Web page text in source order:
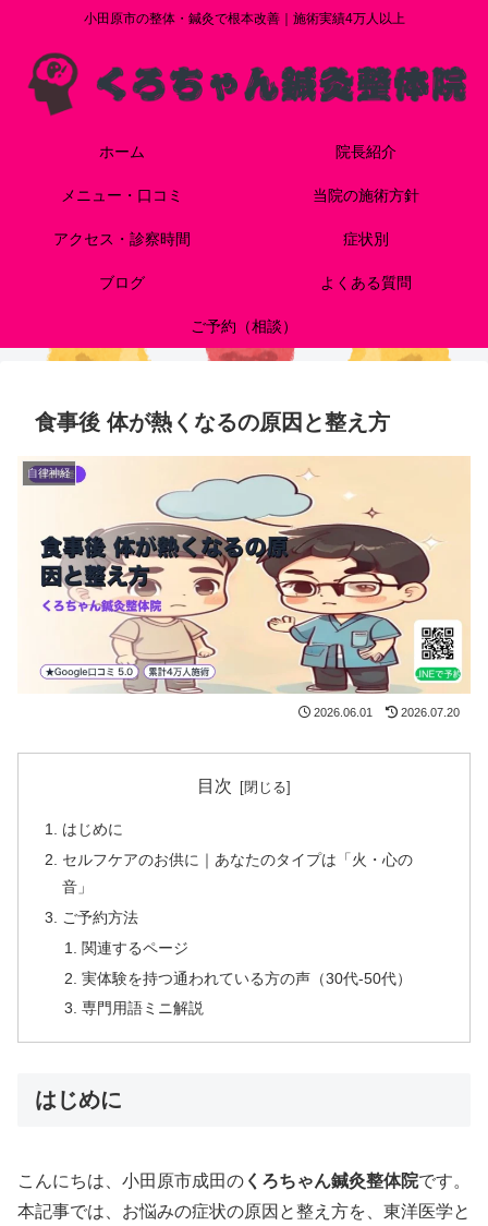
小田原市の整体・鍼灸で根本改善｜施術実績4万人以上
ホーム 院長紹介
メニュー・口コミ 当院の施術方針
アクセス・診察時間 症状別
ブログ よくある質問
ご予約（相談）
食事後 体が熱くなるの原因と整え方
自律神経
2026.06.01 2026.07.20
目次
はじめに
セルフケアのお供に｜あなたのタイプは「火・心の
音」
ご予約方法
関連するページ
実体験を持つ通われている方の声（30代-50代）
専門用語ミニ解説
はじめに
こんにちは、小田原市成田の くろちゃん鍼灸整体院です。
本記事では、お悩みの症状の原因と整え方を、東洋医学と